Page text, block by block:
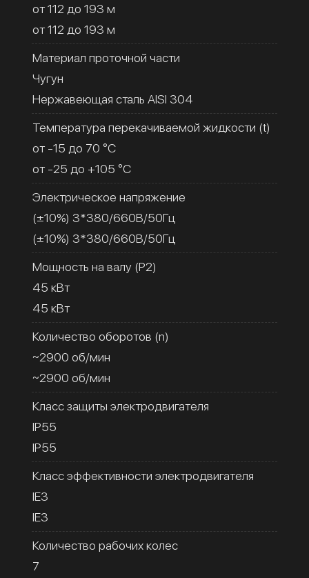
от 112 до 193 м
от 112 до 193 м
Материал проточной части
Чугун
Нержавеющая сталь AISI 304
Температура перекачиваемой жидкости (t)
от -15 до 70 °C
от -25 до +105 °C
Электрическое напряжение
(±10%) 3*380/660В/50Гц
(±10%) 3*380/660В/50Гц
Мощность на валу (Р2)
45 кВт
45 кВт
Количество оборотов (n)
~2900 об/мин
~2900 об/мин
Класс защиты электродвигателя
IP55
IP55
Класс эффективности электродвигателя
IE3
IE3
Количество рабочих колес
7